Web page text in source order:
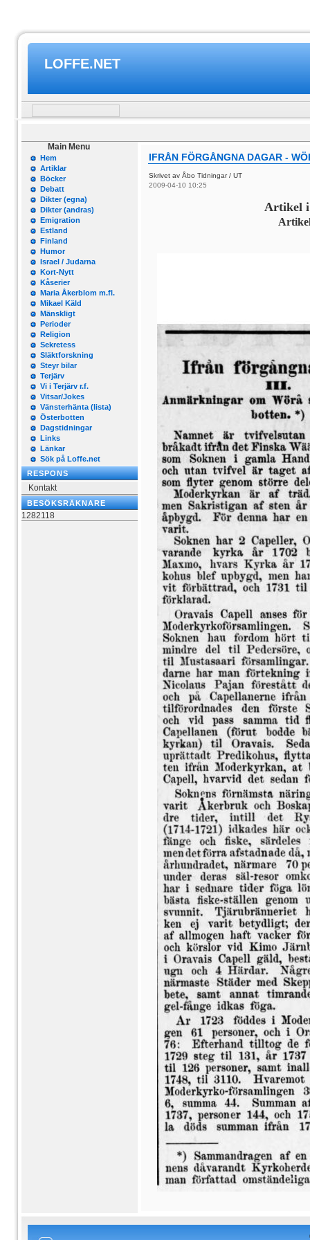
LOFFE.NET
Main Menu
Hem
Artiklar
Böcker
Debatt
Dikter (egna)
Dikter (andras)
Emigration
Estland
Finland
Humor
Israel / Judarna
Kort-Nytt
Kåserier
Maria Åkerblom m.fl.
Mikael Käld
Mänskligt
Perioder
Religion
Sekretess
Släktforskning
Steyr bilar
Terjärv
Vi i Terjärv r.f.
Vitsar/Jokes
Vänsterhänta (lista)
Österbotten
Dagstidningar
Links
Länkar
Sök på Loffe.net
RESPONS
Kontakt
BESÖKSRÄKNARE
1282118
IFRÅN FÖRGÅNGNA DAGAR -
Skrivet av Åbo Tidningar / UT
2009-04-10 10:25
Artikel i